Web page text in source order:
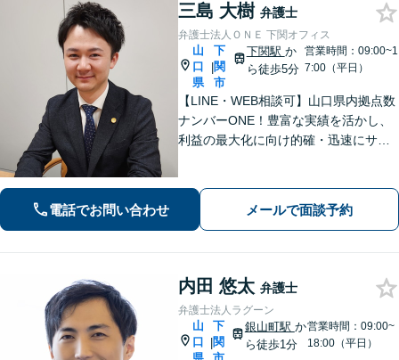
三島 大樹 弁護士
弁護士法人ＯＮＥ 下関オフィス
山
口
県
|
下
関
市
下関駅 か
ら徒歩5分
営業時間：09:00~1
7:00（平日）
【LINE・WEB相談可】山口県内拠点数
ナンバーONE！豊富な実績を活かし、
利益の最大化に向け的確・迅速にサポ
問題／交通事故等、あなたの味方とし
て尽力します【完全個室】【下関駅5
電話でお問い合わせ メールで面談予約
内田 悠太 弁護士
弁護士法人ラグーン
山
口
|
下
関
銀山町駅 か
ら徒歩1分
営業時間：09:00~
18:00（平日）